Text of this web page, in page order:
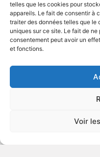
telles que les cookies pour
appareils. Le fait de consentir à
traiter des données telles que le
uniques sur ce site. Le fait de
consentement peut avoir un
et fonctions.
Voir
1995